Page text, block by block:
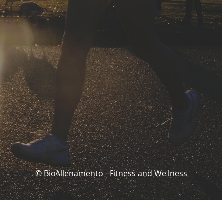
© BioAllenamento - Fitness and Wellness